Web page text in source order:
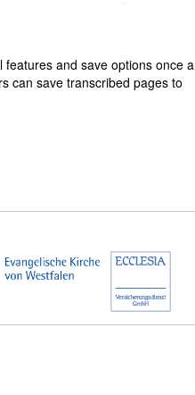
and save options once a
can save transcribed pages to